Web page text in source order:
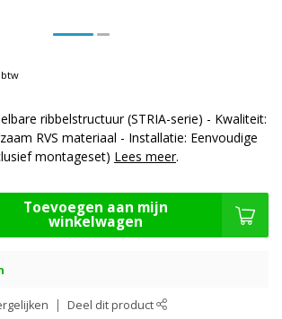
ribbelstructuur (STRIA-serie) - Kwaliteit:
RVS materiaal - Installatie: Eenvoudige
montageset) Lees meer.
Toevoegen aan mijn
winkelwagen
Deel dit product